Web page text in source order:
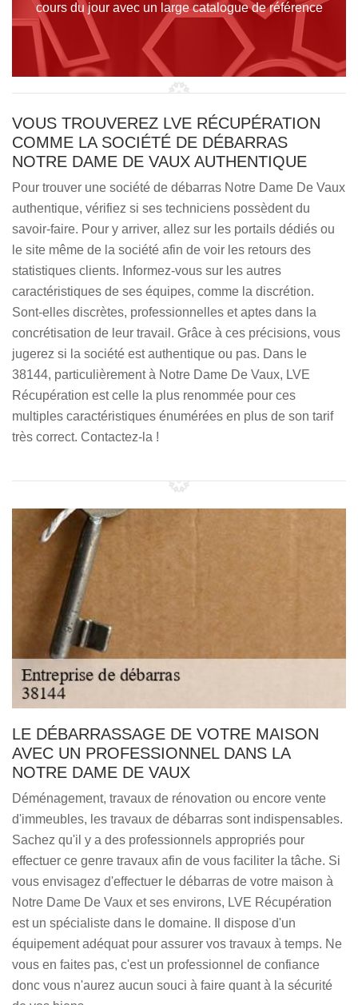
cours du jour avec un large catalogue de référence
VOUS TROUVEREZ LVE RÉCUPÉRATION
COMME LA SOCIÉTÉ DE DÉBARRAS
NOTRE DAME DE VAUX AUTHENTIQUE
Pour trouver une société de débarras Notre Dame De Vaux
authentique, vérifiez si ses techniciens possèdent du
savoir-faire. Pour y arriver, allez sur les portails dédiés ou
le site même de la société afin de voir les retours des
statistiques clients. Informez-vous sur les autres
caractéristiques de ses équipes, comme la discrétion.
Sont-elles discrètes, professionnelles et aptes dans la
concrétisation de leur travail. Grâce à ces précisions, vous
jugerez si la société est authentique ou pas. Dans le
38144, particulièrement à Notre Dame De Vaux, LVE
Récupération est celle la plus renommée pour ces
multiples caractéristiques énumérées en plus de son tarif
très correct. Contactez-la !
LE DÉBARRASSAGE DE VOTRE MAISON
AVEC UN PROFESSIONNEL DANS LA
NOTRE DAME DE VAUX
Déménagement, travaux de rénovation ou encore vente
d'immeubles, les travaux de débarras sont indispensables.
Sachez qu'il y a des professionnels appropriés pour
effectuer ce genre travaux afin de vous faciliter la tâche. Si
vous envisagez d'effectuer le débarras de votre maison à
Notre Dame De Vaux et ses environs, LVE Récupération
est un spécialiste dans le domaine. Il dispose d'un
équipement adéquat pour assurer vos travaux à temps. Ne
vous en faites pas, c'est un professionnel de confiance
donc vous n'aurez aucun souci à faire quant à la sécurité